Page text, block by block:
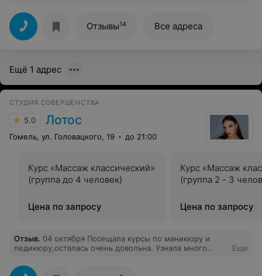
обучающимся. Профессионал своего дела! Она нас
многому научила. И огромное ей за это спасибо!
Отзывы14 Все адреса
Ещё 1 адрес
СТУДИЯ СОВЕРШЕНСТВА
5.0 Лотос
Гомель, ул. Головацкого, 19 до 21:00
Курс «Массаж классический»
(группа до 4 человек)
Цена по запросу
Курс «Массаж
(группа 2 - 3
Цена по запросу
Отзыв. 04 октября Посещала курсы по маникюру и
педикюру,осталась очень довольна. Узнала много
объясняет подробно и понятно. Я очень рада,что
Еще